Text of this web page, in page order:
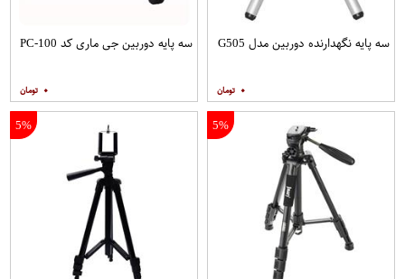
سه پایه نگهدارنده دوربین مدل G505
۰
سه پایه دوربین جی ماری کد PC-100
۰
5%
5%